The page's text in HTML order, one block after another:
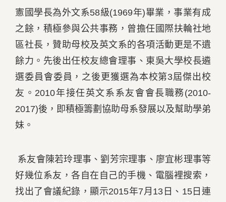
憲國學長為外文系58級(1969年)畢業，事業有成
之餘，積極參與公共事務，曾擔任國際扶輪社地
區社長，贊助母校及英文系的各項活動更是不遺
餘力。先後出任校友總會理事、東吳大學校長遴
選委員會委員，之後更獲選為本校第3屆傑出校
友。2010年接任英文系系友會會長職務(2010-
2017)後，即積極籌劃協助母系發展以及幫助學弟
妹。
系友會陳若玲理事、劉芳宗理事、廖宜彬理事等
好幾位系友，各自在自己的手機、電腦裡搜索，
找出了會議紀錄，顯示2015年7月13日、15日連